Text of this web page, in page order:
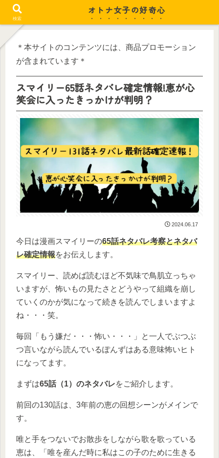
忙しい毎日がちょっと潤う
＊本サイトのコンテンツには、商品プロモーション
が含まれています＊
スマイリー65話ネタバレ確定情報!恵が心
笑会に入ったきっかけが判明？
2024.06.17
今日は漫画スマイリーの65話ネタバレ考察とネタバ
レ確定情報をお伝えします。
スマイリー、読めば読むほど不気味で鳥肌立っちゃ
いますが、怖いもの見たさとどうやって組織を崩し
ていくのかが気になって続きを読んでしまいますよ
ね・・・笑。
毎回「もう嫌だ・・・怖い・・・」と一人でぶつぶ
つ言いながら読んでいるぽんずはある意味怖いヒト
になってます。
まずは65話（1）のネタバレをご紹介します。
前回の130話は、3年前の恵の回想シーンがメインで
す。
唯と手をつないでお散歩をしながら歌を歌っている
恵は、「唯を産んだ時に私はこの子のために生きる
検索
オトナ女子の好奇心